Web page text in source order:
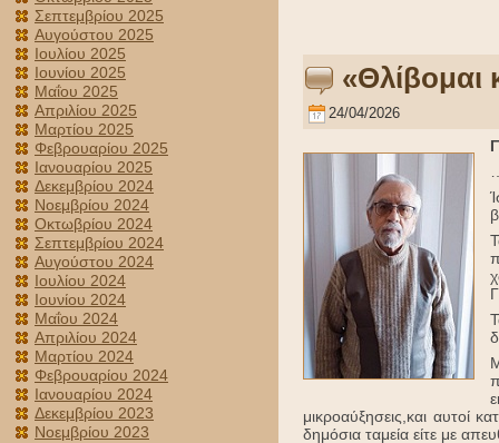
Σεπτεμβρίου 2025
Αυγούστου 2025
Ιουλίου 2025
Ιουνίου 2025
Μαΐου 2025
Απριλίου 2025
Μαρτίου 2025
Φεβρουαρίου 2025
Ιανουαρίου 2025
Δεκεμβρίου 2024
Νοεμβρίου 2024
Οκτωβρίου 2024
Σεπτεμβρίου 2024
Αυγούστου 2024
Ιουλίου 2024
Ιουνίου 2024
Μαΐου 2024
Απριλίου 2024
Μαρτίου 2024
Φεβρουαρίου 2024
Ιανουαρίου 2024
Δεκεμβρίου 2023
Νοεμβρίου 2023
«Θλίβομαι
24/04/2026
μικροαύξησεις,και αυτοί
δημόσια ταμεία είτε με